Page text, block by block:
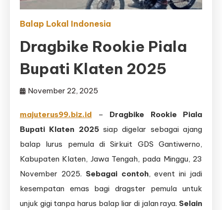
Balap Lokal Indonesia
Dragbike Rookie Piala
Bupati Klaten 2025
November 22, 2025
majuterus99.biz.id – Dragbike Rookie Piala
Bupati Klaten 2025siap digelar sebagai ajang
balap lurus pemula di Sirkuit GDS Gantiwerno,
Kabupaten Klaten, Jawa Tengah, pada Minggu, 23
November 2025. Sebagai contoh, event ini jadi
kesempatan emas bagi dragster pemula untuk
unjuk gigi tanpa harus balap liar di jalan raya. Selain